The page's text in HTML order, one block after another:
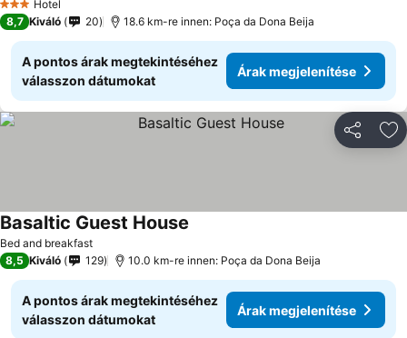
3 Kategória
Hotel
8,7 Kiváló 20 18.6 km-re innen: Poça da Dona Beija
A pontos árak megtekintéséhez
válasszon dátumokat
Árak megjelenítése
Bed and breakfast
Basaltic Guest House
8,5 Kiváló 129 10.0 km-re innen: Poça da Dona Beija
A pontos árak megtekintéséhez
válasszon dátumokat
Árak megjelenítése